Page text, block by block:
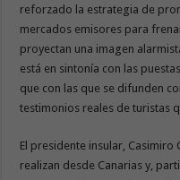
reforzado la estrategia de
mercados emisores para
proyectan una imagen
está en sintonía con las
que con las que se difunden
testimonios reales de turistas
El presidente insular,
realizan desde Canarias y,